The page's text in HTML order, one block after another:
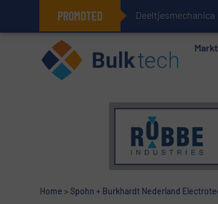
PROMOTED Deeltjesmechanica
Geïntegreerde
Home > Spohn + Burkhardt Nederland